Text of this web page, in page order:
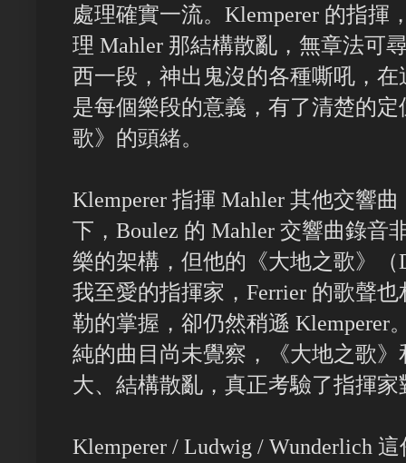
處理確實一流。Klemperer 的指揮
理 Mahler 那結構散亂，無章法可
西一段，神出鬼沒的各種嘶吼，
是每個樂段的意義，有了清楚的
歌》的頭緒。
Klemperer 指揮 Mahler 其他交響
下，Boulez 的 Mahler 交響曲錄音
樂的架構，但他的《大地之歌》
我至愛的指揮家，Ferrier 的歌聲
勒的掌握，卻仍然稍遜 Klemperer
純的曲目尚未覺察，《大地之歌
大、結構散亂，真正考驗了指揮
Klemperer / Ludwig / Wunderlich